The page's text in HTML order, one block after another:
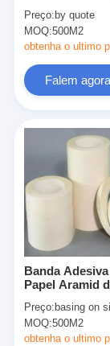
vidro, adesivo
Preço: by quote
MOQ:500M2
obtenha o ultimo
Falem
Banda
Papel Aramid
Classe H Para
Isolamento
Preço: basing on size
MOQ:500M2
obtenha o ultimo